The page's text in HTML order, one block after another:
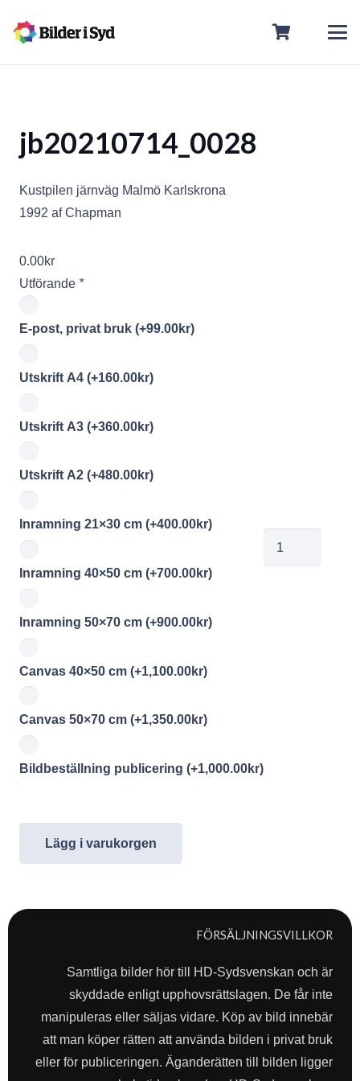
jb20210714_0028
Kustpilen järnväg Malmö Karlskrona
1992 af Chapman
0.00kr
Utförande *
E-post, privat bruk (+99.00kr)
Utskrift A4 (+160.00kr)
Utskrift A3 (+360.00kr)
Utskrift A2 (+480.00kr)
Inramning 21×30 cm (+400.00kr)
Inramning 40×50 cm (+700.00kr)
Inramning 50×70 cm (+900.00kr)
Canvas 40×50 cm (+1,100.00kr)
Canvas 50×70 cm (+1,350.00kr)
Bildbeställning publicering (+1,000.00kr)
Lägg i varukorgen
FÖRSÄLJNINGSVILLKOR
Samtliga bilder hör till HD-Sydsvenskan och är
skyddade enligt upphovsrättslagen. De får inte
manipuleras eller säljas vidare. Köp av bild innebär
att man köper rätten att använda bilden i privat bruk
eller för publiceringen. Äganderätten till bilden ligger